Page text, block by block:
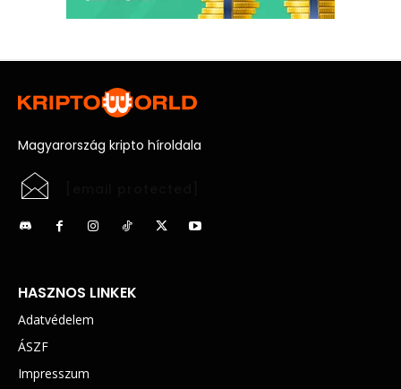
Magyarország kripto híroldala
HASZNOS LINKEK
Adatvédelem
ÁSZF
Impresszum